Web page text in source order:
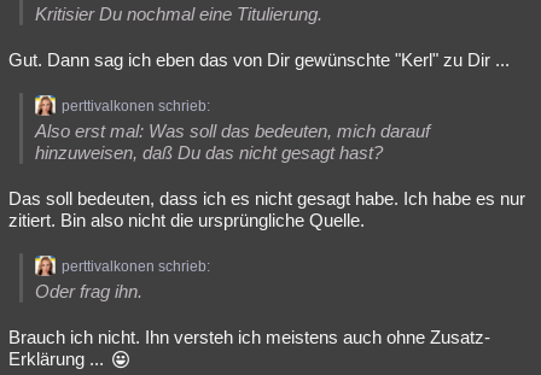
Kritisier Du nochmal eine Titulierung.
Gut. Dann sag ich eben das von Dir gewünschte "Kerl" zu Dir ...
perttivalkonen schrieb:
Also erst mal: Was soll das bedeuten, mich darauf
hinzuweisen, daß Du das nicht gesagt hast?
Das soll bedeuten, dass ich es nicht gesagt habe. Ich habe es nur
zitiert. Bin also nicht die ursprüngliche Quelle.
perttivalkonen schrieb:
Oder frag ihn.
Brauch ich nicht. Ihn versteh ich meistens auch ohne Zusatz-
Erklärung ...